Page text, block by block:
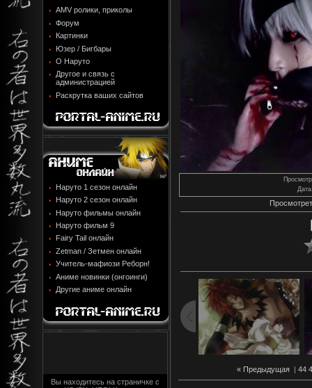
AMV ролики, приколы
Форум
Картинки
Юзер / Бигбары
О Наруто
Другое и связь с
администрацией
Раскрутка ваших сайтов
Наруто 1 сезон онлайн
Наруто 2 сезон онлайн
Наруто фильмы онлайн
Наруто фильм 9
Fairy Tail онлайн
Zetman / Зетмен онлайн
Учитель-мафиози Реборн!
Аниме новинки (онгоинги)
Другие аниме онлайн
Вы находитесь на страничке с
Дата
« Предыдущая 44